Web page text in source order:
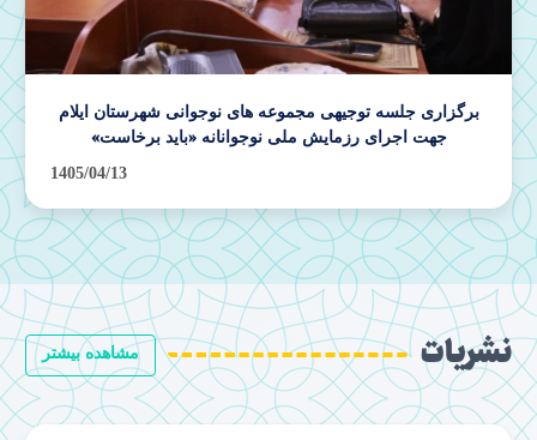
برگزاری جلسه مدیران و کارشناسان تبلیغات اسلامی در ایلام
1405/04/08
مشاهده بیشتر نشریات